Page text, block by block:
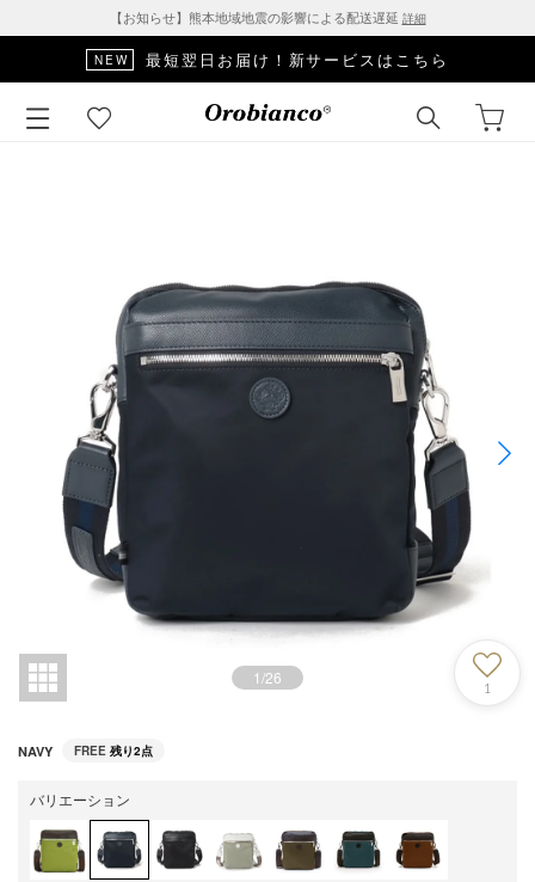
【お知らせ】熊本地域地震の影響による配送遅延 詳細
NEW 最短翌日お届け！新サービスはこちら
1/26
1
NAVY FREE 残り2点
バリエーション